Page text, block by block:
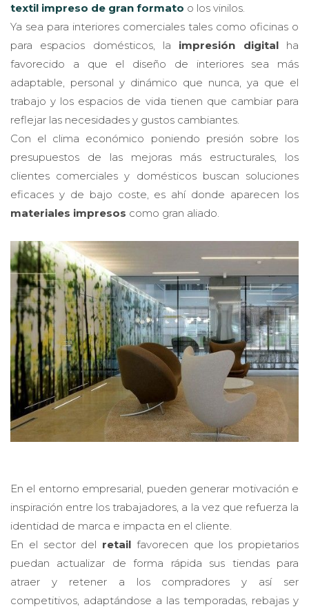
textil impreso de gran formato o los vinilos.
Ya sea para interiores comerciales tales como oficinas o
para espacios domésticos, la impresión digitalha
favorecido a que el diseño de interiores sea más
adaptable, personal y dinámico que nunca, ya que el
trabajo y los espacios de vida tienen que cambiar para
reflejar las necesidades y gustos cambiantes.
Con el clima económico poniendo presión sobre los
presupuestos de las mejoras más estructurales, los
clientes comerciales y domésticos buscan soluciones
eficaces y de bajo coste, es ahí donde aparecen los
materiales impresos como gran aliado.
En el entorno empresarial, pueden generar motivación e
inspiración entre los trabajadores, a la vez que refuerza la
identidad de marca e impacta en el cliente.
En el sector del retail favorecen que los propietarios
puedan actualizar de forma rápida sus tiendas para
atraer y retener a los compradores y así ser
competitivos, adaptándose a las temporadas, rebajas y